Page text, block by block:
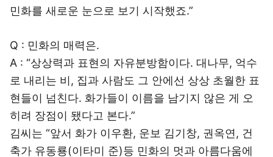
민화를 새로운 눈으로 보기 시작했죠.”
Q : 민화의 매력은.
A : “상상력과 표현의 자유분방함이다. 대나무, 억수
로 내리는 비, 집과 사람도 그 안에선 상상 초월한 표
현들이 넘친다. 화가들이 이름을 남기지 않은 게 오
히려 장점이 됐다고 본다.”
김씨는 “앞서 화가 이우환, 운보 김기창, 권옥연, 건
축가 유동룡(이타미 준)등 민화의 멋과 아름다움에